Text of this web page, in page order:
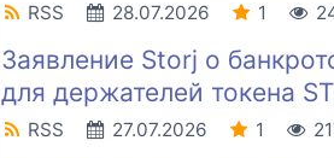
RSS 28.07.2026 1
Заявление Storj о
для держателей токена
RSS 27.07.2026 1